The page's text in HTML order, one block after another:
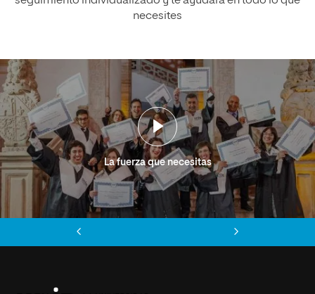
necesites
La fuerza que necesitas